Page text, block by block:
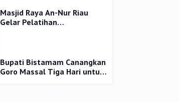
Masjid Raya An-Nur Riau
Gelar Pelatihan
Bupati Bistamam Canangkan
Goro Massal Tiga Hari untuk